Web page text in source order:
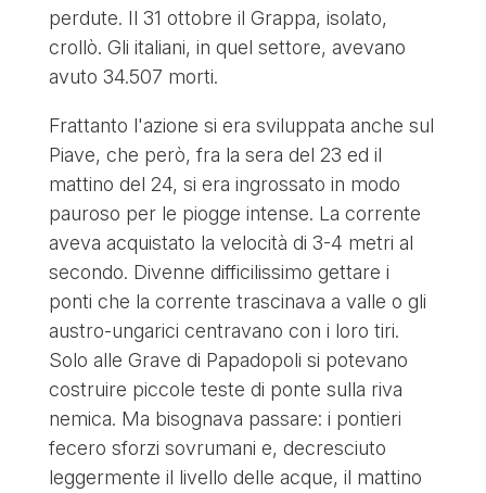
perdute. Il 31 ottobre il Grappa, isolato,
crollò. Gli italiani, in quel settore, avevano
avuto 34.507 morti.
Frattanto l'azione si era sviluppata anche sul
Piave, che però, fra la sera del 23 ed il
mattino del 24, si era ingrossato in modo
pauroso per le piogge intense. La corrente
aveva acquistato la velocità di 3-4 metri al
secondo. Divenne difficilissimo gettare i
ponti che la corrente trascinava a valle o gli
austro-ungarici centravano con i loro tiri.
Solo alle Grave di Papadopoli si potevano
costruire piccole teste di ponte sulla riva
nemica. Ma bisognava passare: i pontieri
fecero sforzi sovrumani e, decresciuto
leggermente il livello delle acque, il mattino